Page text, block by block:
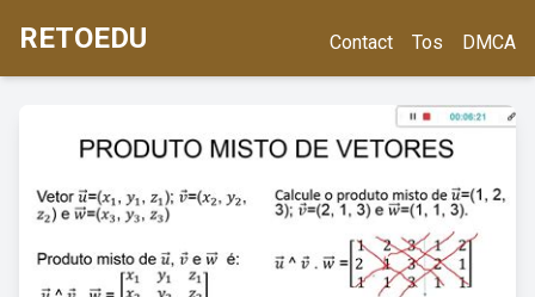
RETOEDU Contact Tos DMCA